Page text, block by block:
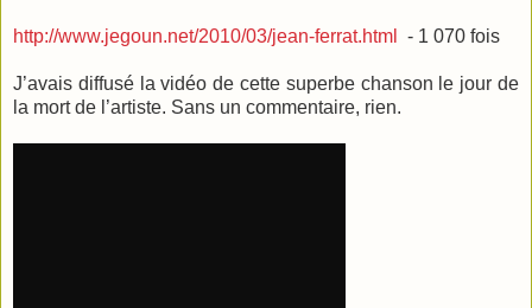
http://www.jegoun.net/2010/03/jean-ferrat.html - 1 070 fois
J’avais diffusé la vidéo de cette superbe chanson le jour de
la mort de l’artiste. Sans un commentaire, rien.